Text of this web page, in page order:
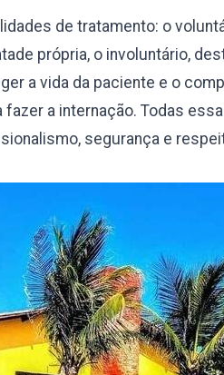
de tratamento: o
própria, o involuntário,
a vida da paciente e o
fazer a internação. Todas
segurança e